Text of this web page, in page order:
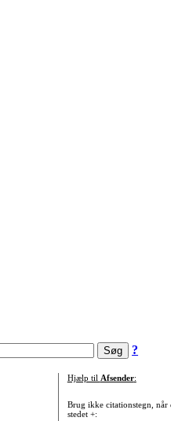
?
Hjælp til Afsender:
Brug ikke citationstegn, når
stedet +: